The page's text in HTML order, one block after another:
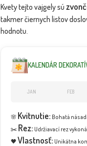
Kvety tejto vajgely sú
takmer čiernych listov
hodnotu.
KALENDÁR
JAN FEB
🌸 Kvitnutie: Bohatá
✂️ Rez: Udržiavací rez
🖤 Vlastnosť: Unikátna